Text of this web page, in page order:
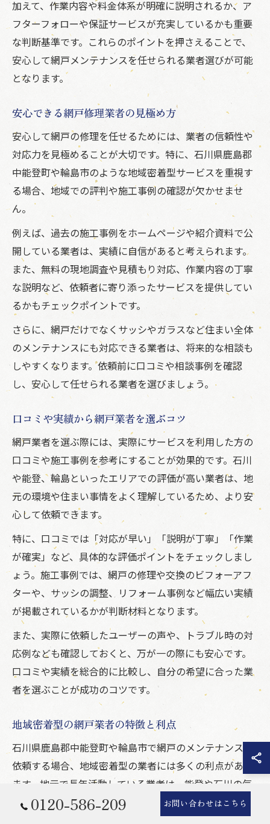
加えて、作業内容や料金体系が明確に説明されるか、ア
フターフォローや保証サービスが充実しているかも重要
な判断基準です。これらのポイントを押さえることで、
安心して網戸メンテナンスを任せられる業者選びが可能
となります。
安心できる網戸修理業者の見極め方
安心して網戸の修理を任せるためには、業者の信頼性や
対応力を見極めることが大切です。特に、石川県鹿島郡
中能登町や輪島市のような地域密着型サービスを重視す
る場合、地域での評判や施工事例の確認が欠かせませ
ん。
例えば、過去の施工事例をホームページや紹介資料で公
開している業者は、実績に自信があると考えられます。
また、無料の現地調査や見積もり対応、作業内容の丁寧
な説明など、依頼者に寄り添ったサービスを提供してい
るかもチェックポイントです。
さらに、網戸だけでなくサッシやガラスなど住まい全体
のメンテナンスにも対応できる業者は、将来的な相談も
しやすくなります。依頼前に口コミや相談事例を確認
し、安心して任せられる業者を選びましょう。
口コミや実績から網戸業者を選ぶコツ
網戸業者を選ぶ際には、実際にサービスを利用した方の
口コミや施工事例を参考にすることが効果的です。石川
や能登、輪島といったエリアでの評価が高い業者は、地
元の環境や住まい事情をよく理解しているため、より安
心して依頼できます。
特に、口コミでは「対応が早い」「説明が丁寧」「作業
が確実」など、具体的な評価ポイントをチェックしまし
ょう。施工事例では、網戸の修理や交換のビフォーアフ
ターや、サッシの調整、リフォーム事例など幅広い実績
が掲載されているかが判断材料となります。
また、実際に依頼したユーザーの声や、トラブル時の対
応例なども確認しておくと、万が一の際にも安心です。
口コミや実績を総合的に比較し、自分の希望に合った業
者を選ぶことが成功のコツです。
地域密着型の網戸業者の特徴と利点
石川県鹿島郡中能登町や輪島市で網戸のメンテナンスを
依頼する場合、地域密着型の業者には多くの利点があり
ます。地元で長年活動している業者は、能登や石川の気
候や住まいの特徴を熟知しており、最適な提案や迅速な
0120-586-209 お問い合わせはこちら